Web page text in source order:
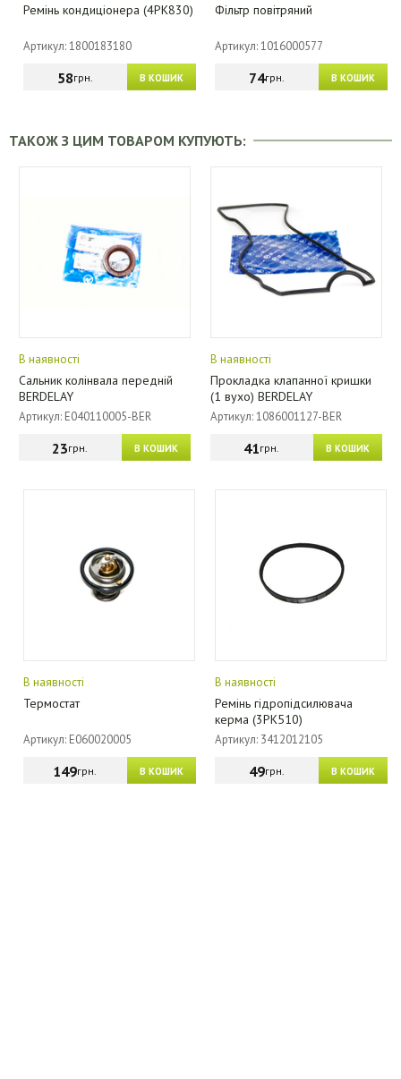
Ремінь кондиціонера (4PK830)
Артикул: 1800183180
В КОШИК
58грн.
Фільтр повітряний
Артикул: 1016000577
В КОШИК
74грн.
ТАКОЖ З ЦИМ ТОВАРОМ КУПУЮТЬ:
В наявності
Сальник колінвала передній
BERDELAY
Артикул: E040110005-BER
В КОШИК
23грн.
В наявності
Прокладка клапанної кришки
(1 вухо) BERDELAY
Артикул: 1086001127-BER
В КОШИК
41грн.
В наявності
Термостат
Артикул: E060020005
В КОШИК
149грн.
В наявності
Ремінь гідропідсилювача
керма (3РК510)
Артикул: 3412012105
В КОШИК
49грн.